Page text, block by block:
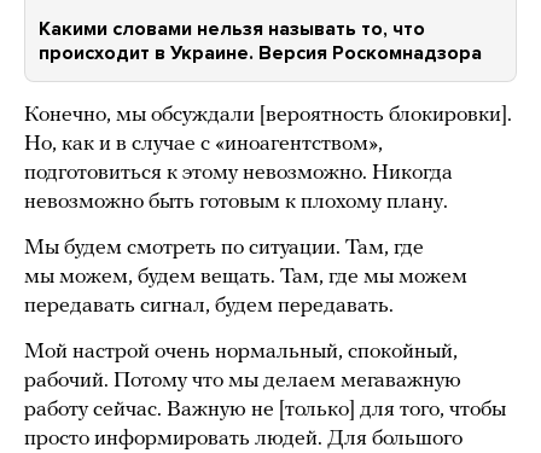
Какими словами нельзя называть то, что
происходит в Украине. Версия Роскомнадзора
Конечно, мы обсуждали [вероятность блокировки].
Но, как и в случае с «иноагентством»,
подготовиться к этому невозможно. Никогда
невозможно быть готовым к плохому плану.
Мы будем смотреть по ситуации. Там, где
мы можем, будем вещать. Там, где мы можем
передавать сигнал, будем передавать.
Мой настрой очень нормальный, спокойный,
рабочий. Потому что мы делаем мегаважную
работу сейчас. Важную не [только] для того, чтобы
просто информировать людей. Для большого